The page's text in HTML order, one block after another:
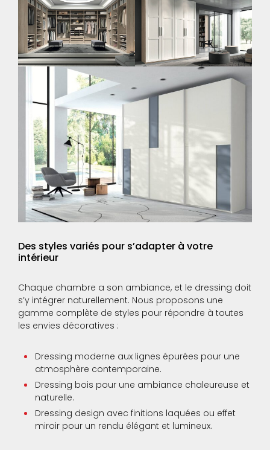
Des styles variés pour s’adapter à votre
intérieur
Chaque chambre a son ambiance, et le dressing doit
s’y intégrer naturellement. Nous proposons une
gamme complète de styles pour répondre à toutes
les envies décoratives :
Dressing moderne aux lignes épurées pour une
atmosphère contemporaine.
Dressing bois pour une ambiance chaleureuse et
naturelle.
Dressing design avec finitions laquées ou effet
miroir pour un rendu élégant et lumineux.